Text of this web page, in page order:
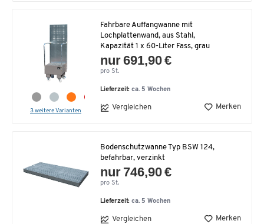
3 weitere Varianten
Fahrbare Auffangwanne mit
Lochplattenwand, aus Stahl,
Kapazität 1 x 60-Liter Fass, grau
nur 691,90 €
pro St.
Lieferzeit:ca. 5 Wochen
Vergleichen Merken
Bodenschutzwanne Typ BSW 124,
befahrbar, verzinkt
nur 746,90 €
pro St.
Lieferzeit:ca. 5 Wochen
Vergleichen Merken